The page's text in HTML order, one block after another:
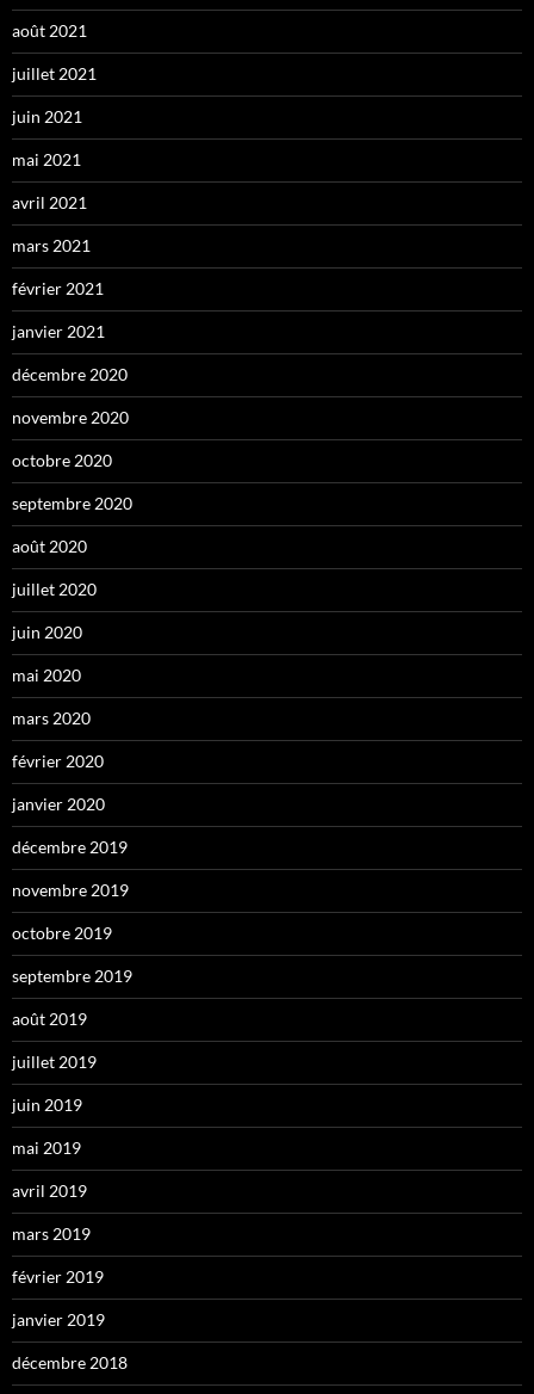
août 2021
juillet 2021
juin 2021
mai 2021
avril 2021
mars 2021
février 2021
janvier 2021
décembre 2020
novembre 2020
octobre 2020
septembre 2020
août 2020
juillet 2020
juin 2020
mai 2020
mars 2020
février 2020
janvier 2020
décembre 2019
novembre 2019
octobre 2019
septembre 2019
août 2019
juillet 2019
juin 2019
mai 2019
avril 2019
mars 2019
février 2019
janvier 2019
décembre 2018